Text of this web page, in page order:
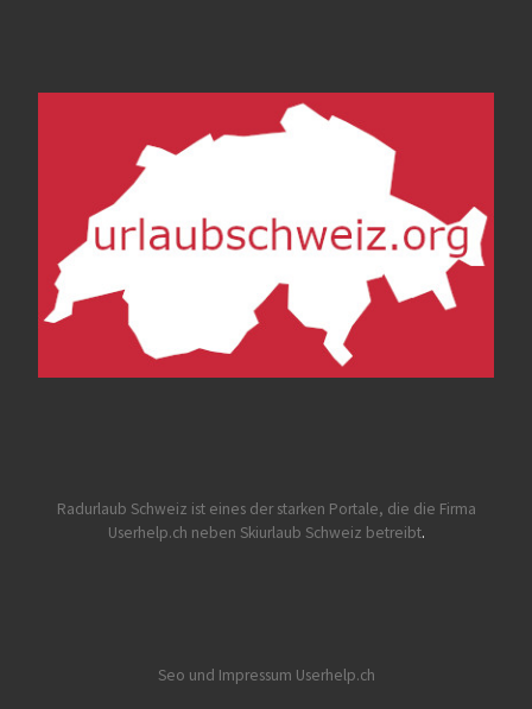
Radurlaub Schweiz ist eines der starken Portale, die die Firma
Userhelp.ch neben Skiurlaub Schweiz betreibt.
Seo und Impressum Userhelp.ch